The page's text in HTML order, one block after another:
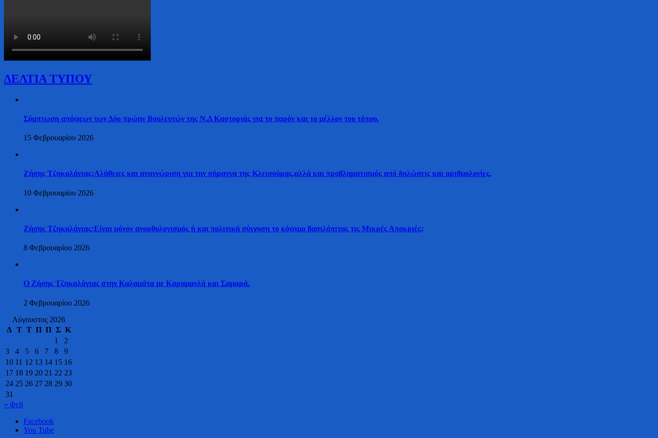
ΔΕΛΤΙΑ ΤΥΠΟΥ
Σύμπτωση απόψεων των Δύο πρώην Βουλευτών της Ν.Δ Καστοριάς για το παρόν και το μέλλον του τόπου.
15 Φεβρουαρίου 2026
Ζήσης Τζηκαλάγιας:Αλήθειες και αναγνώριση για την σήραγγα της Κλεισούρας,αλλά και προβληματισμός από δηλώσεις και αριθμολογίες.
10 Φεβρουαρίου 2026
Ζήσης Τζηκαλάγιας:Είναι μόνον ανορθολογισμός ή και πολιτική σύγχυση το κόψιμο βασιλόπιτας τις Μικρές Αποκριές;
8 Φεβρουαρίου 2026
Ο Ζήσης Τζηκαλάγιας στην Καλαμάτα με Καραμανλή και Σαμαρά.
2 Φεβρουαρίου 2026
Αύγουστος 2026
Δ Τ Τ Π Π Σ Κ
1
2
3
4 5 6 7 8
9
10 11 12 13 14 15 16
17 18 19 20 21 22 23
24 25 26 27 28 29 30
31
« Φεβ
Facebook
You Tube